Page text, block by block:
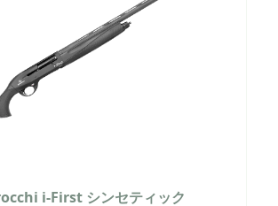
i-First シンセティック